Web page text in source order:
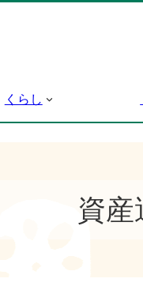
くらし
資産